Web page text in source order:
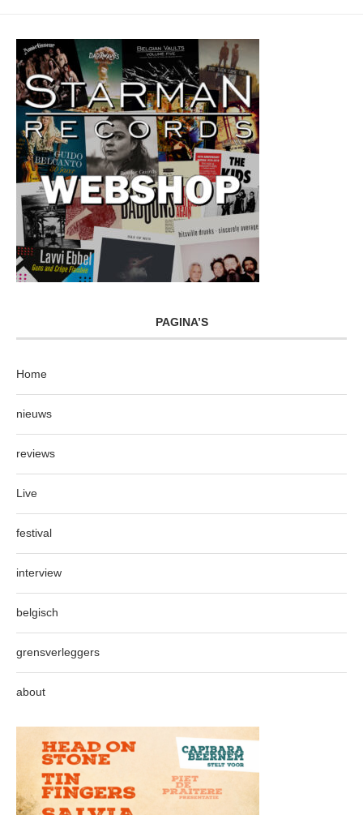
PAGINA’S
Home
nieuws
reviews
Live
festival
interview
belgisch
grensverleggers
about